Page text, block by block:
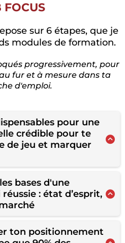
FOCUS
sur 6 étapes, que je
modules de formation.
progressivement, pour
fur et à mesure dans ta
d'emploi.
pour une
crédible pour te
de jeu et marquer
demettre à jour les
ton image dès le début,
les étapes
ou de
bases d'une
: état d’esprit,
ton positionnement